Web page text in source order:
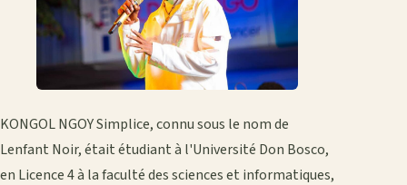
KONGOL NGOY Simplice, connu sous le nom de
Lenfant Noir, était étudiant à l'Université Don Bosco,
en Licence 4 à la faculté des sciences et informatiques,